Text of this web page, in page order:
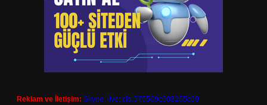
Reklam ve İletişim: Skype: live:.cid.575569c608265c69